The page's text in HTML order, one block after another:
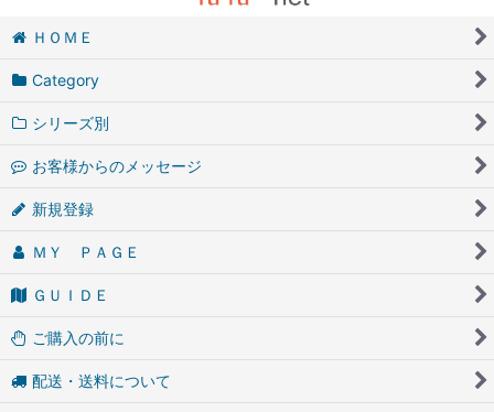
ＨＯＭＥ
Category
シリーズ別
お客様からのメッセージ
新規登録
ＭＹ ＰＡＧＥ
ＧＵＩＤＥ
ご購入の前に
配送・送料について